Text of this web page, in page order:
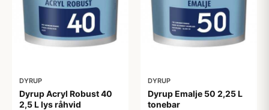
DYRUP
Dyrup Acryl Robust 40
2,5 L lys råhvid
DYRUP
Dyrup Emalje 50 2,25 L
tonebar